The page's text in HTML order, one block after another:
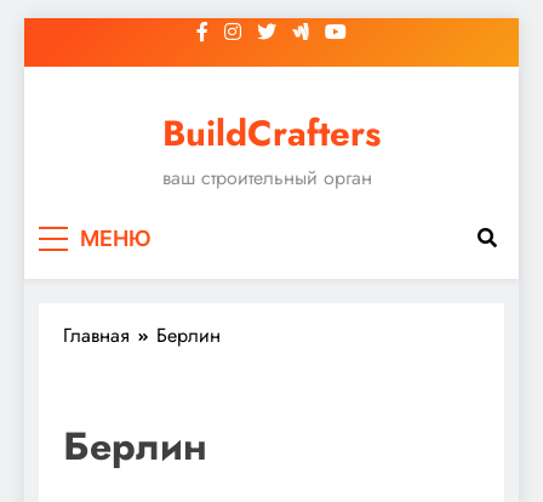
к
BuildCrafters
ваш строительный орган
МЕНЮ
Главная Берлин
Берлин